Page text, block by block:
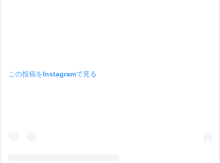
この投稿をInstagramで見る